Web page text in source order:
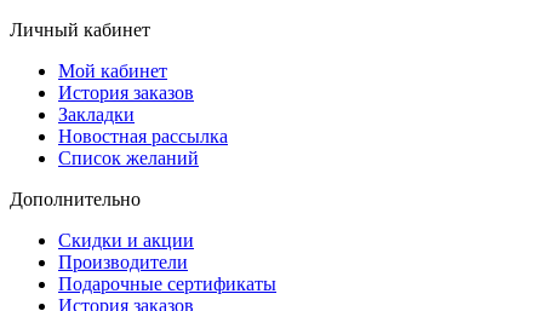
Личный кабинет
Мой кабинет
История заказов
Закладки
Новостная рассылка
Список желаний
Дополнительно
Скидки и акции
Производители
Подарочные сертификаты
История заказов